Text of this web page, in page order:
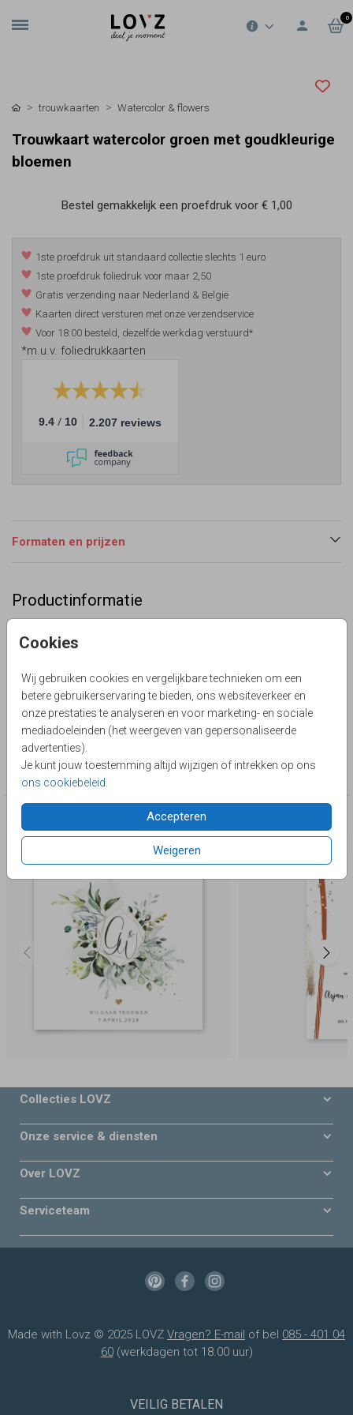
0
Cookies
Wij gebruiken cookies en vergelijkbare technieken om een
betere gebruikerservaring te bieden, ons websiteverkeer en
onze prestaties te analyseren en voor marketing- en sociale
mediadoeleinden (het weergeven van gepersonaliseerde
advertenties).
Je kunt jouw toestemming altijd wijzigen of intrekken op ons
ons cookiebeleid
Accepteren
Weigeren
trouwkaarten Watercolor & flowers
Trouwkaart watercolor groen met goudkleurige
bloemen
Bestel gemakkelijk een proefdruk voor € 1,00
1ste proefdruk uit standaard collectie slechts 1 euro
1ste proefdruk foliedruk voor maar 2,50
Gratis verzending naar Nederland & België
Kaarten direct versturen met onze verzendservice
Voor 18:00 besteld, dezelfde werkdag verstuurd*
*m.u.v. foliedrukkaarten
9.4 / 10 2.207 reviews
Formaten en prijzen
Productinformatie
Groene thema uitnodiging voor jullie bruiloft? Trendy
trouw elementen. Tekst Shit just got real en andere
voorbeeldtekst. Zelf maken.
Lievez
Collectie
Watercolor & flowers
Deze producten zijn wellicht ook iets voor je
Collecties LOVZ
Onze service & diensten
Over LOVZ
Serviceteam
Made with Lovz © 2025 LOVZ Vragen? E-mail of bel 085 - 401 04
60(werkdagen tot 18.00 uur)
VEILIG BETALEN